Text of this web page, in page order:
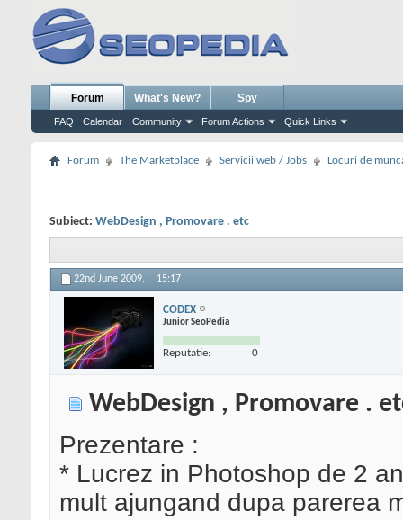
Forum
FAQ Calendar Community Forum Actions Quick Links
What's New? Spy
Forum The Marketplace Servicii web / Jobs Locuri de
Subiect: WebDesign , Promovare . etc
22nd June 2009, 15:17
CODEX
Junior SeoPedia
Reputatie: 0
WebDesign , Promovare .
Prezentare :
* Lucrez in Photoshop de 2
mult ajungand dupa parerea